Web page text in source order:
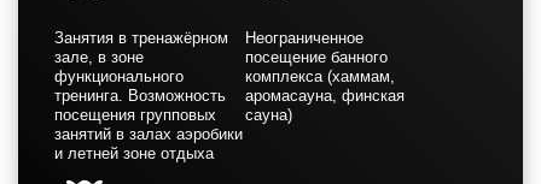
Занятия в тренажёрном
зале, в зоне
функционального
тренинга. Возможность
посещения групповых
занятий в залах аэробики
и летней зоне отдыха
Неограниченное
посещение банного
комплекса (хаммам,
аромасауна, финская
сауна)